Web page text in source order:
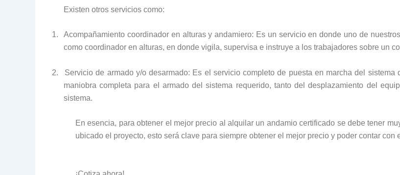
Existen otros servicios como:
1.
Acompañamiento coordinador en alturas y andamiero: Es un servicio en donde uno de
como coordinador en alturas, en donde vigila, supervisa e instruye a los trabajadores sobre un
2.
Servicio de armado y/o desarmado: Es el servicio completo de puesta en marcha del
maniobra completa para el armado del sistema requerido, tanto del desplazamiento del
sistema.
En esencia, para obtener el mejor precio al alquilar un andamio certificado se debe tener
ubicado el proyecto, esto será clave para siempre obtener el mejor precio y poder contar